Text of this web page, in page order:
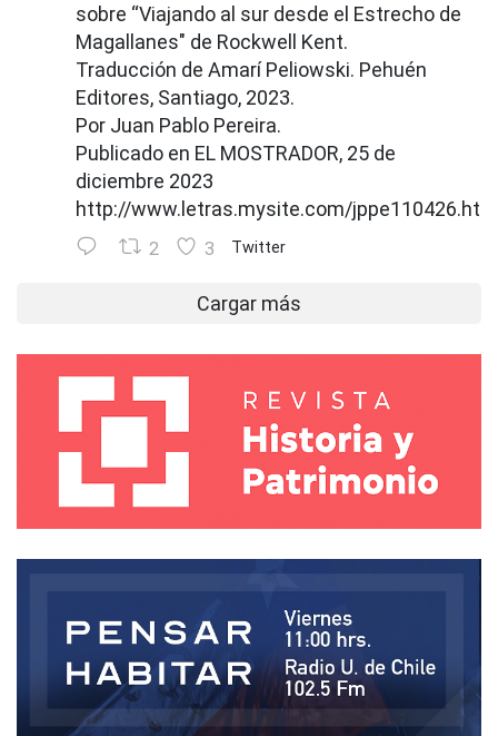
sobre “Viajando al sur desde el Estrecho de
Magallanes" de Rockwell Kent.
Traducción de Amarí Peliowski. Pehuén
Editores, Santiago, 2023.
Por Juan Pablo Pereira.
Publicado en EL MOSTRADOR, 25 de
diciembre 2023
http://www.letras.mysite.com/
2 3 Twitter
Cargar más